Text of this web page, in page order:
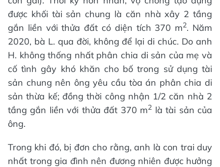
được khối tài sản chung là căn nhà xây 2 tầng
gắn liền với thửa đất có diện tích 370 m2. Năm
2020, bà L. qua đời, không để lại di chúc. Do anh
H. không thống nhất phân chia di sản của mẹ và
cố tình gây khó khăn cho bố trong sử dụng tài
sản chung nên ông yêu cầu tòa án phân chia di
sản thừa kế; đồng thời công nhận 1/2 căn nhà 2
tầng gắn liền với thửa đất 370 m2 là tài sản của
ông.
Trong khi đó, bị đơn cho rằng, anh là con trai duy
nhất trong gia đình nên đương nhiên được hưởng